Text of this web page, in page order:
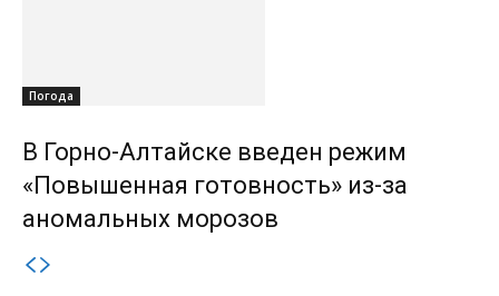
Погода
В Горно-Алтайске введен режим
«Повышенная готовность» из-за
аномальных морозов